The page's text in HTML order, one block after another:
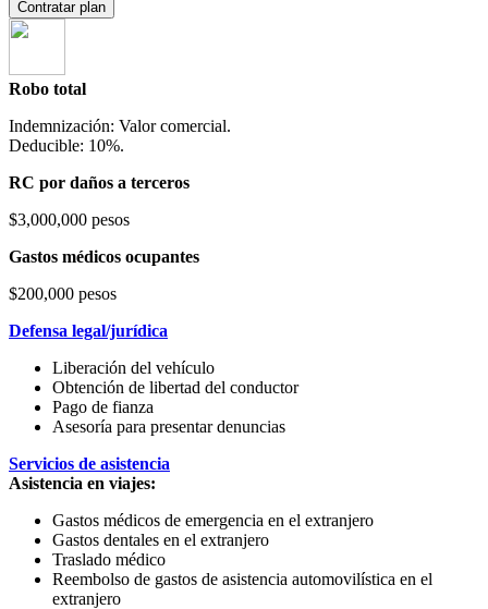
Contratar plan
Robo total
Indemnización: Valor comercial.
Deducible: 10%.
RC por daños a terceros
$3,000,000 pesos
Gastos médicos ocupantes
$200,000 pesos
Defensa legal/jurídica
Liberación del vehículo
Obtención de libertad del conductor
Pago de fianza
Asesoría para presentar denuncias
Servicios de asistencia
Asistencia en viajes:
Gastos médicos de emergencia en el extranjero
Gastos dentales en el extranjero
Traslado médico
Reembolso de gastos de asistencia automovilística en el
extranjero